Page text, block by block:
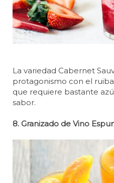
La variedad Cabernet
protagonismo con el
que requiere bastante
sabor.
8. Granizado de Vino